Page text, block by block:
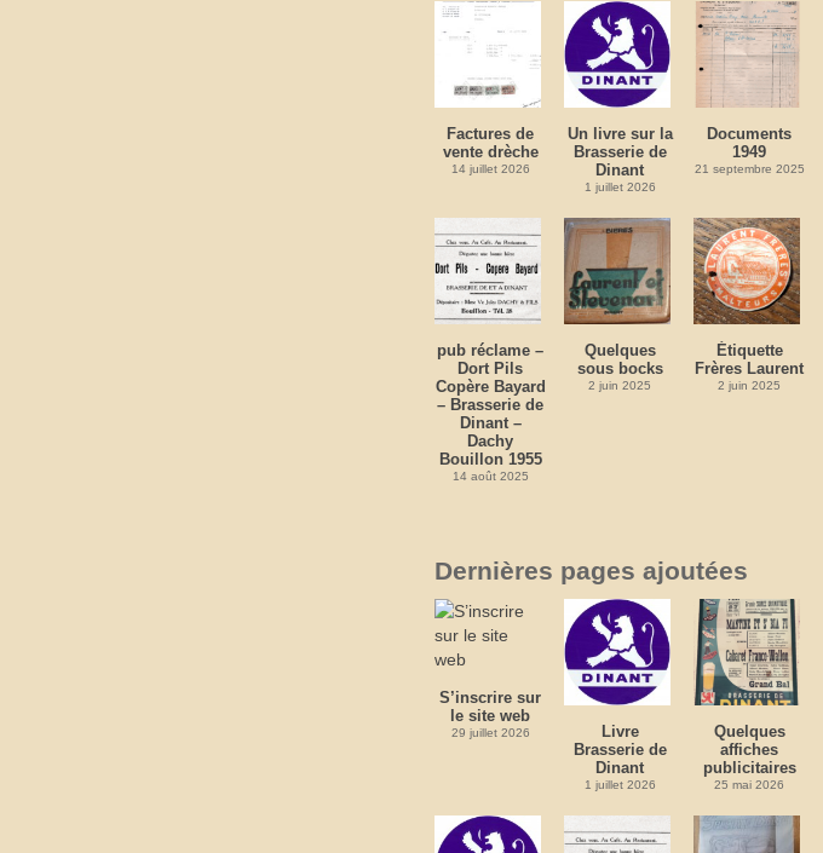
Factures de
vente drèche
14 juillet 2026
Un livre sur la
Brasserie de
Dinant
1 juillet 2026
Documents
1949
21 septembre 2025
pub réclame –
Dort Pils
Copère Bayard
– Brasserie de
Dinant –
Dachy
Bouillon 1955
14 août 2025
Quelques
sous bocks
2 juin 2025
Étiquette
Frères Laurent
2 juin 2025
Dernières pages ajoutées
S’inscrire sur
le site web
29 juillet 2026
Livre
Brasserie de
Dinant
1 juillet 2026
Quelques
affiches
publicitaires
25 mai 2026